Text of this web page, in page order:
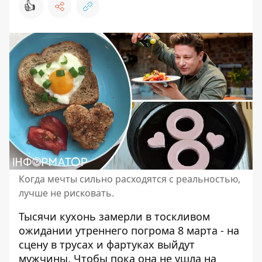
👍
Когда мечты сильно расходятся с реальностью,
лучше не рисковать.
Тысячи кухонь замерли в тоскливом
ожидании утреннего погрома 8 марта - на
сцену в трусах и фартуках выйдут
мужчины. Чтобы пока она не ушла на